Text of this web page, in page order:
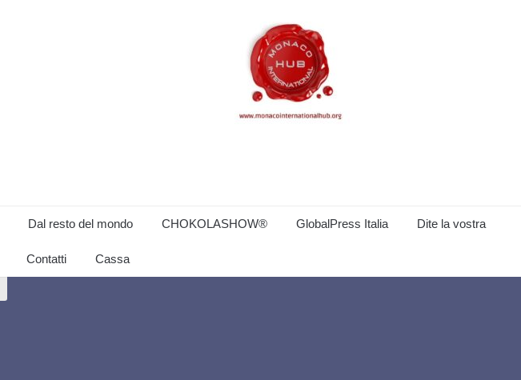
Dal resto del mondo CHOKOLASHOW® GlobalPress Italia Dite la vostra
Contatti Cassa